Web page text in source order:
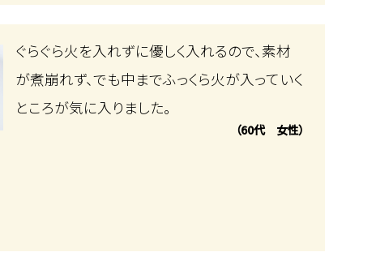
ぐらぐら火を入れずに優しく入れるので、素材
が煮崩れず、でも中までふっくら火が入っていく
ところが気に入りました。
（60代 女性）